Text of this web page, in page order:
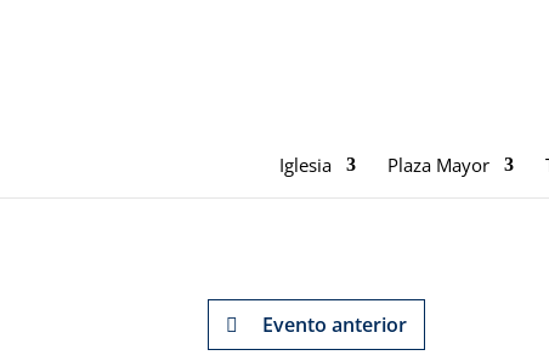
Iglesia Plaza Mayor
Evento anterior